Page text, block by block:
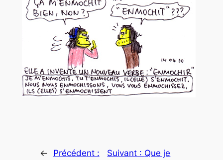
←
Précédent :
Suivant : Que je